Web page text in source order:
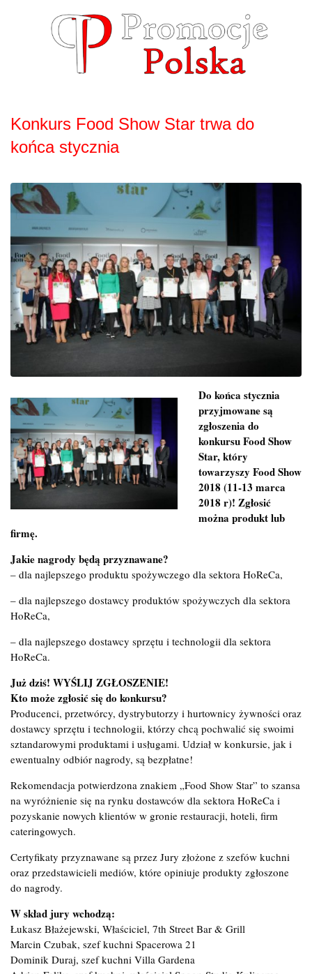
Konkurs Food Show Star trwa do
końca stycznia
Do końca stycznia
przyjmowane są
zgłoszenia do
konkursu Food Show
Star, który
towarzyszy Food Show
2018 (11-13 marca
2018 r)! Zgłosić
można produkt lub
firmę.
Jakie nagrody będą przyznawane?
– dla najlepszego produktu spożywczego dla sektora HoReCa,
– dla najlepszego dostawcy produktów spożywczych dla sektora
HoReCa,
– dla najlepszego dostawcy sprzętu i technologii dla sektora
HoReCa.
Już dziś! WYŚLIJ ZGŁOSZENIE!
Kto może zgłosić się do konkursu?
Producenci, przetwórcy, dystrybutorzy i hurtownicy żywności oraz
dostawcy sprzętu i technologii, którzy chcą pochwalić się swoimi
sztandarowymi produktami i usługami. Udział w konkursie, jak i
ewentualny odbiór nagrody, są bezpłatne!
Rekomendacja potwierdzona znakiem „Food Show Star” to szansa
na wyróżnienie się na rynku dostawców dla sektora HoReCa i
pozyskanie nowych klientów w gronie restauracji, hoteli, firm
cateringowych.
Certyfikaty przyznawane są przez Jury złożone z szefów kuchni
oraz przedstawicieli mediów, które opiniuje produkty zgłoszone
do nagrody.
W skład jury wchodzą:
Łukasz Błażejewski, Właściciel, 7th Street Bar & Grill
Marcin Czubak, szef kuchni Spacerowa 21
Dominik Duraj, szef kuchni Villa Gardena